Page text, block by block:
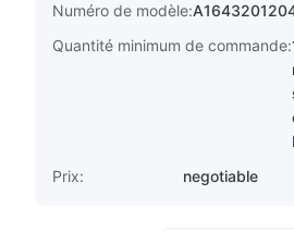
Numéro de modèle:
Quantité minimum de commande:
Prix:
negotiable